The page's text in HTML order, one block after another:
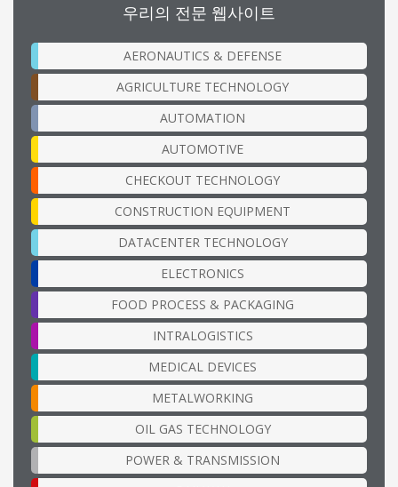
우리의 전문 웹사이트
AERONAUTICS & DEFENSE
AGRICULTURE TECHNOLOGY
AUTOMATION
AUTOMOTIVE
CHECKOUT TECHNOLOGY
CONSTRUCTION EQUIPMENT
DATACENTER TECHNOLOGY
ELECTRONICS
FOOD PROCESS & PACKAGING
INTRALOGISTICS
MEDICAL DEVICES
METALWORKING
OIL GAS TECHNOLOGY
POWER & TRANSMISSION